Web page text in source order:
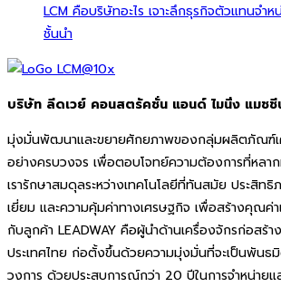
LCM คือบริษัทอะไร เจาะลึกธุรกิจตัวแทนจำ
ชั้นนำ
บริษัท ลีดเวย์ คอนสตรัคชั่น แอนด์ ไมนิ่ง แมชชี
มุ่งมั่นพัฒนาและขยายศักยภาพของกลุ่มผลิตภัณฑ์
อย่างครบวงจร เพื่อตอบโจทย์ความต้องการที่หลา
เรารักษาสมดุลระหว่างเทคโนโลยีที่ทันสมัย ประสิท
เยี่ยม และความคุ้มค่าทางเศรษฐกิจ เพื่อสร้างคุณค่
กับลูกค้า LEADWAY คือผู้นำด้านเครื่องจักรก่อสร้า
ประเทศไทย ก่อตั้งขึ้นด้วยความมุ่งมั่นที่จะเป็นพันธมิ
วงการ ด้วยประสบการณ์กว่า 20 ปีในการจำหน่ายแ